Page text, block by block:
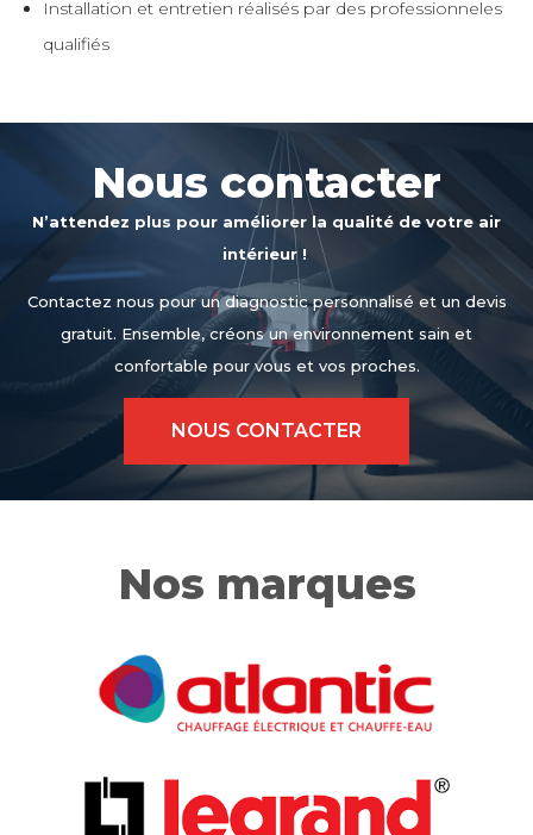
Installation et entretien réalisés par des professionneles
qualifiés
Nous contacter
N’attendez plus pour améliorer la qualité de votre air
intérieur !
Contactez nous pour un diagnostic personnalisé et un devis
gratuit. Ensemble, créons un environnement sain et
confortable pour vous et vos proches.
NOUS CONTACTER
Nos marques